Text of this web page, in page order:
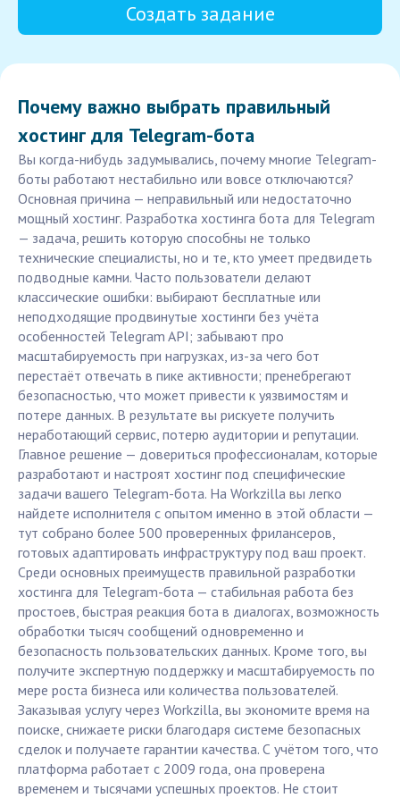
Создать задание
Почему важно выбрать правильный
хостинг для Telegram-бота
Вы когда-нибудь задумывались, почему многие Telegram-
боты работают нестабильно или вовсе отключаются?
Основная причина — неправильный или недостаточно
мощный хостинг. Разработка хостинга бота для Telegram
— задача, решить которую способны не только
технические специалисты, но и те, кто умеет предвидеть
подводные камни. Часто пользователи делают
классические ошибки: выбирают бесплатные или
неподходящие продвинутые хостинги без учёта
особенностей Telegram API; забывают про
масштабируемость при нагрузках, из-за чего бот
перестаёт отвечать в пике активности; пренебрегают
безопасностью, что может привести к уязвимостям и
потере данных. В результате вы рискуете получить
неработающий сервис, потерю аудитории и репутации.
Главное решение — довериться профессионалам, которые
разработают и настроят хостинг под специфические
задачи вашего Telegram-бота. На Workzilla вы легко
найдете исполнителя с опытом именно в этой области —
тут собрано более 500 проверенных фрилансеров,
готовых адаптировать инфраструктуру под ваш проект.
Среди основных преимуществ правильной разработки
хостинга для Telegram-бота — стабильная работа без
простоев, быстрая реакция бота в диалогах, возможность
обработки тысяч сообщений одновременно и
безопасность пользовательских данных. Кроме того, вы
получите экспертную поддержку и масштабируемость по
мере роста бизнеса или количества пользователей.
Заказывая услугу через Workzilla, вы экономите время на
поиске, снижаете риски благодаря системе безопасных
сделок и получаете гарантии качества. С учётом того, что
платформа работает с 2009 года, она проверена
временем и тысячами успешных проектов. Не стоит